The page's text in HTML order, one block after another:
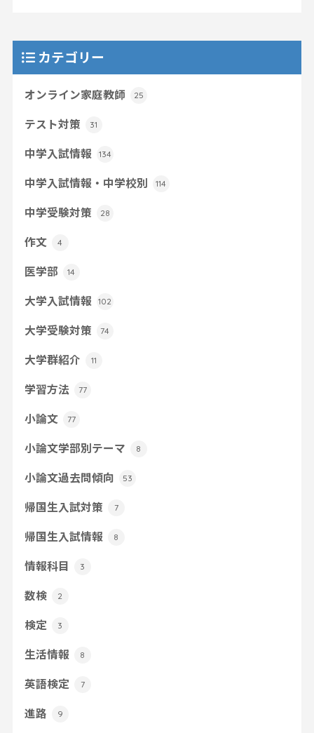
カテゴリー
オンライン家庭教師 25
テスト対策 31
中学入試情報 134
中学入試情報・中学校別 114
中学受験対策 28
作文 4
医学部 14
大学入試情報 102
大学受験対策 74
大学群紹介 11
学習方法 77
小論文 77
小論文学部別テーマ 8
小論文過去問傾向 53
帰国生入試対策 7
帰国生入試情報 8
情報科目 3
数検 2
検定 3
生活情報 8
英語検定 7
進路 9